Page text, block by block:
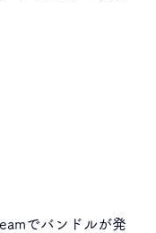
でバンドルが発